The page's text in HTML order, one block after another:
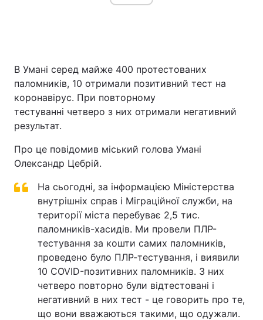
В Умані серед майже 400 протестованих
паломників, 10 отримали позитивний тест на
коронавірус. При повторному
тестуванні четверо з них отримали негативний
результат.
Про це повідомив міський голова Умані
Олександр Цебрій.
На сьогодні, за інформацією Міністерства
внутрішніх справ і Міграційної служби, на
території міста перебуває 2,5 тис.
паломників-хасидів. Ми провели ПЛР-
тестування за кошти самих паломників,
проведено було ПЛР-тестування, і виявили
10 COVID-позитивних паломників. З них
четверо повторно були відтестовані і
негативний в них тест - це говорить про те,
що вони вважаються такими, що одужали.